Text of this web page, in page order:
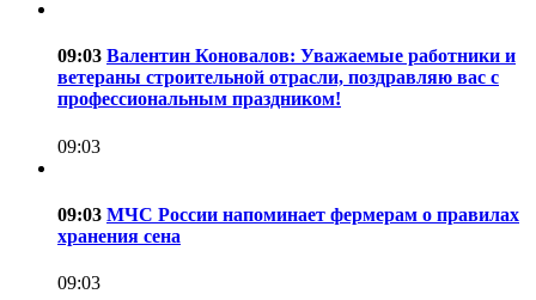
09:03 Валентин Коновалов: Уважаемые работники и
ветераны строительной отрасли, поздравляю вас с
профессиональным праздником!
09:03
09:03 МЧС России напоминает фермерам о правилах
хранения сена
09:03